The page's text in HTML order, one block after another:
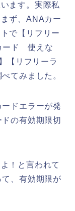
ます。実際私
ず、ANAカー
で【リフリー
ード 使えな
【リフリーラ
てみました。
ドエラーが発
の有効期限切
！と言われて
、有効期限が